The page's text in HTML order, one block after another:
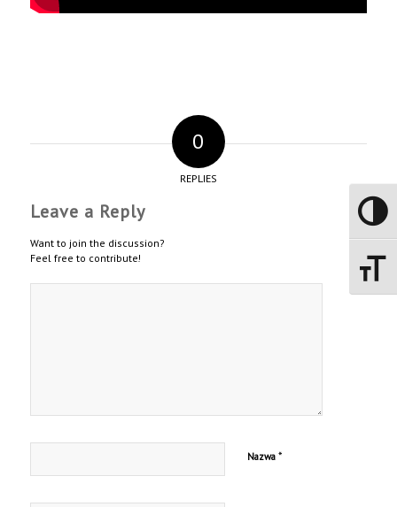
0
REPLIES
Leave a Reply
Want to join the discussion?
Feel free to contribute!
Nazwa *